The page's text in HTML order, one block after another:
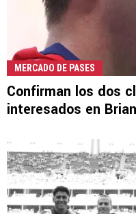
MERCADO DE PASES
Confirman los dos
interesados en